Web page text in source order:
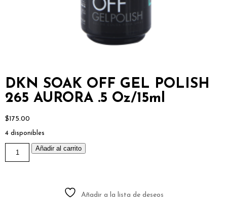
DKN SOAK OFF GEL POLISH
265 AURORA .5 Oz/15ml
$175.00
4 disponibles
DKN
SOAK
OFF
Añadir al carrito
Añadir a la lista de deseos